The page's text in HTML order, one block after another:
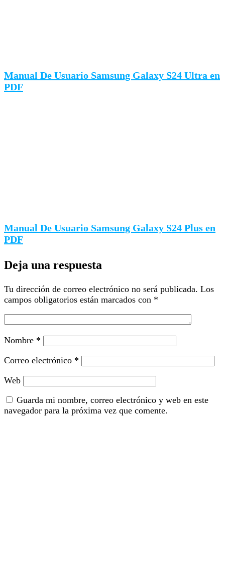
Manual De Usuario Samsung Galaxy S24 Ultra en
PDF
Manual De Usuario Samsung Galaxy S24 Plus en
PDF
Deja una respuesta
Tu dirección de correo electrónico no será publicada. Los
campos obligatorios están marcados con *
Nombre *
Correo electrónico *
Web
Guarda mi nombre, correo electrónico y web en este
navegador para la próxima vez que comente.